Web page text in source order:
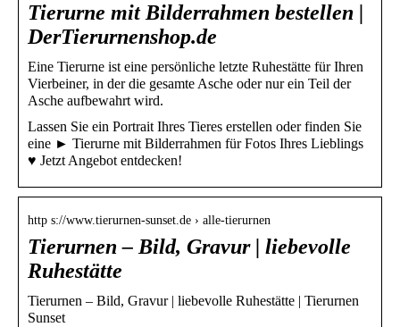
Tierurne mit Bilderrahmen bestellen |
DerTierurnenshop.de
Eine Tierurne ist eine persönliche letzte Ruhestätte für Ihren
Vierbeiner, in der die gesamte Asche oder nur ein Teil der
Asche aufbewahrt wird.
Lassen Sie ein Portrait Ihres Tieres erstellen oder finden Sie
eine ► Tierurne mit Bilderrahmen für Fotos Ihres Lieblings
♥ Jetzt Angebot entdecken!
http s://www.tierurnen-sunset.de › alle-tierurnen
Tierurnen – Bild, Gravur | liebevolle
Ruhestätte
Tierurnen – Bild, Gravur | liebevolle Ruhestätte | Tierurnen
Sunset